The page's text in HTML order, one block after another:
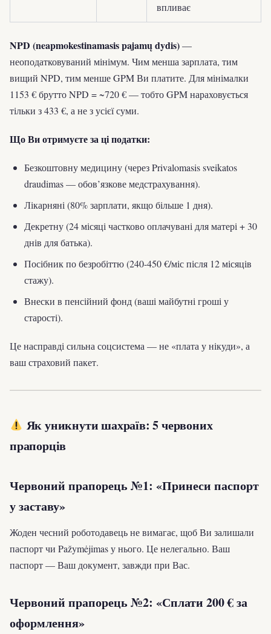
впливає
NPD (neapmokestinamasis pajamų dydis)—
неоподатковуваний мінімум. Чим менша зарплата, тим
вищий NPD, тим менше GPM Ви платите. Для мінімалки
1153 € брутто NPD = ~720 € — тобто GPM нараховується
тільки з 433 €, а не з усієї суми.
Що Ви отримуєте за ці податки:
Безкоштовну медицину (через Privalomasis sveikatos
draudimas — обов’язкове медстрахування).
Лікарняні (80% зарплати, якщо більше 1 дня).
Декретну (24 місяці частково оплачувані для матері + 30
днів для батька).
Посібник по безробіттю (240-450 €/міс після 12 місяців
стажу).
Внески в пенсійний фонд (ваші майбутні гроші у
старості).
Це насправді сильна соцсистема — не «плата у нікуди», а
ваш страховий пакет.
Як уникнути шахраїв: 5 червоних
прапорців
Червоний прапорець №1: «Принеси паспорт
у заставу»
Жоден чесний роботодавець не вимагає, щоб Ви залишали
паспорт чи Pažymėjimas у нього. Це нелегально. Ваш
паспорт — Ваш документ, завжди при Вас.
Червоний прапорець №2: «Сплати 200 € за
оформлення»